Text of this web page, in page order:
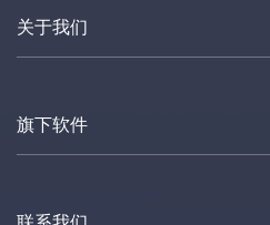
关于我们
旗下软件